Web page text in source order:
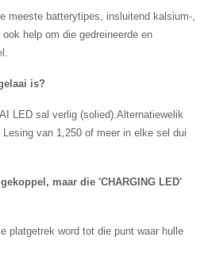
meeste batterytipes, insluitend kalsium-,
help om die gedreineerde en
is?
LED sal verlig (solied).Alternatiewelik
van 1,250 of meer in elke sel dui
maar die 'CHARGING LED'
platgetrek word tot die punt waar hulle